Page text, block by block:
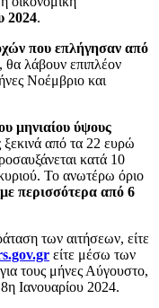
2024.
που επλήγησαν από
θα λάβουν επιπλέον
Νοέμβριο και
μηνιαίου ύψους
ξεκινά από τα 22 ευρώ
κατά 10
Το ανωτέρω όριο
με περισσότερα από 6
των αιτήσεων, είτε
είτε μέσω των
τους μήνες Αύγουστο,
Ιανουαρίου 2024.